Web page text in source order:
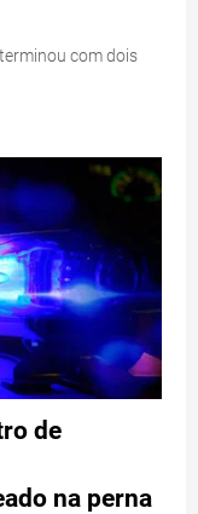
com dois
de
na perna